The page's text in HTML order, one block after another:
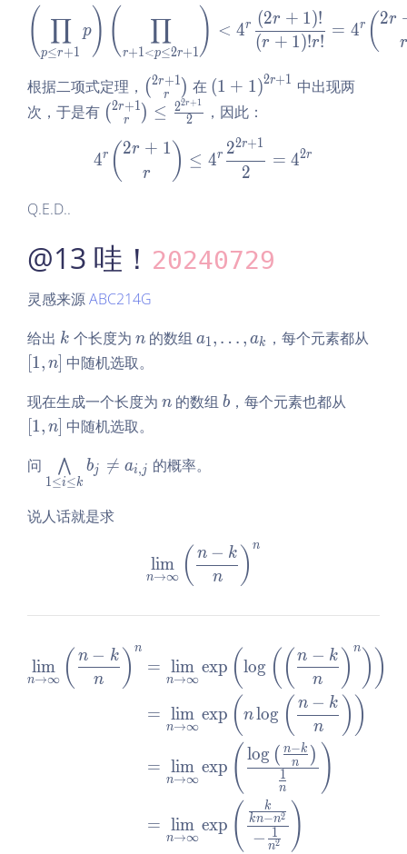
\p
m
p
<
4^
-
eq
r
+
1}
<
4^
\left(\prod\limits_{p
( p≤r+1
∏ p )( r+1<p≤2r+1
∏ ) < 4r
(r + 1)!r!
(2r + 1)!
= 4r ( r
2r
根据二项式定理， \b
in
o
m
{2
( r
2r+1) 在 \l
ef
(1
+
h
t)
(1 + 1)2r+1 中出现两
次，于是有 \bi
no
m
{2r
q
\fr
ac
{2r
+
2
( r
2r+1) ≤ 2
22r+1
，因此：
4^r\binom{2r + 1}r
4r ( r
2r + 1 ) ≤ 4r
2
22r+1
= 42r
Q.E.D..
@13 哇！ 20240729
灵感来源ABC214G
给出 k
k 个长度为 n
n的数组 a
\l
k
a1, … , ak ，每个元素都从
[1, n] 中随机选取。
现在生成一个长度为 n
n 的数组 b
b ，每个元素也都从
[1, n] 中随机选取。
问
\b
ig
w
ed
\l
1≤i≤k
⋀ bj 
= ai,j 的概率。
说人话就是求
\lim\limits_{n \to
n→∞
lim ( n
n − k ) n
\begin{aligned}
n→∞
lim ( n
n − k ) n
=
n→∞
lim exp (log (( n
n − k ) n ))
=
n→∞
lim exp (nlog ( n
n − k ))
=
n→∞
lim exp ( n
1
log ( n
n−k ) )
=
n→∞
lim exp ( − n2
1
kn−n2
k )